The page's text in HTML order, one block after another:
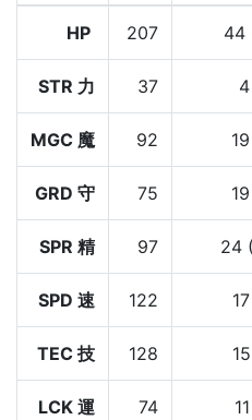
HP 207 44
STR 力 37
MGC 魔 92
GRD 守 75
SPR 精 97 24
SPD 速 122
TEC 技 128
LCK 運 74